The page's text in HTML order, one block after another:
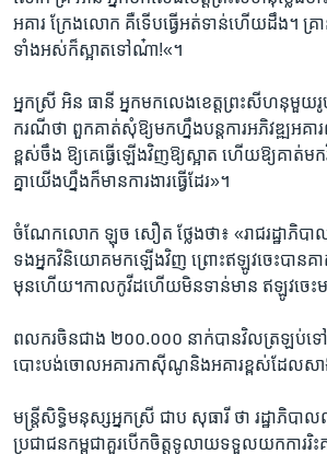
អគារ​ ក្រែង​លោក​ គឺទើប​ធ្វើ​អត់​ទាន់​ហើយ​ដឹង។ គ្រ
ទាំង​អស់​ក៏​ស្អាត​ទៅ​ណ៎ា!«។ ​
អ្នកស្រី អិន ធានី​ អ្នកមកលេង​ខេត្ត​ព្រះ​សីហនុ​មួយរូប
ករណី​ថា​ ពួក​គាត់​សុំ​ឱ្យ​មក​ហ្នឹងបន្ត​ការ​អភិវឌ្ឍ​អគ
ខ្ពស់​ចឹង​ ឱ្យ​គេ​ធ្វើ​ឡើង​វិញ​ឱ្យ​ស្អាត ហើយ​ឱ្យ​គាត់​
គ្នា​យើង​ហ្នឹង​ក៏មានការ​ងារ​ធ្វើដែរ»។
ចំណែក​លោក ​ឡុច សឿត​ ថ្លែងថា៖ «​រាជរដ្ឋាភិបា
ទង​អ្នក​វិនិយោគ​មក​ឡើងវិញ​ ព្រោះ​ឥឡូវចេះបានគ
មុន​ហើយ​។កាល​កូវីដហើយ​មិន​ទាន់​មាន​ ឥឡូវ​ចេះ​
ពលករ​ចិន​ជាង ២០០.០០០ នាក់​បាន​វិល​ត្រឡប់​
បោះបង់​ចោល​អគារ​កាស៊ីណូ​និង​អគារ​ខ្ពស់​ដែល​ស
មន្ត្រី​សិទ្ធិ​មនុស្ស​អ្នក​ស្រី ជាប ​សុធារី​ ថា រដ្ឋាភិ
ប្រជា​ជនកម្ពុជាគួរបើកចិត្ត​ទូលាយ​ទទួល​យក​ការរិ